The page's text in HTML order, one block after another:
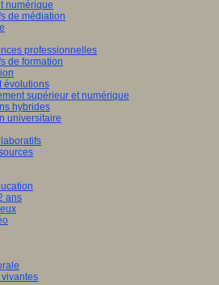
numérique
de médiation
professionnelles
de formation
évolutions
supérieur et numérique
hybrides
universitaire
ans